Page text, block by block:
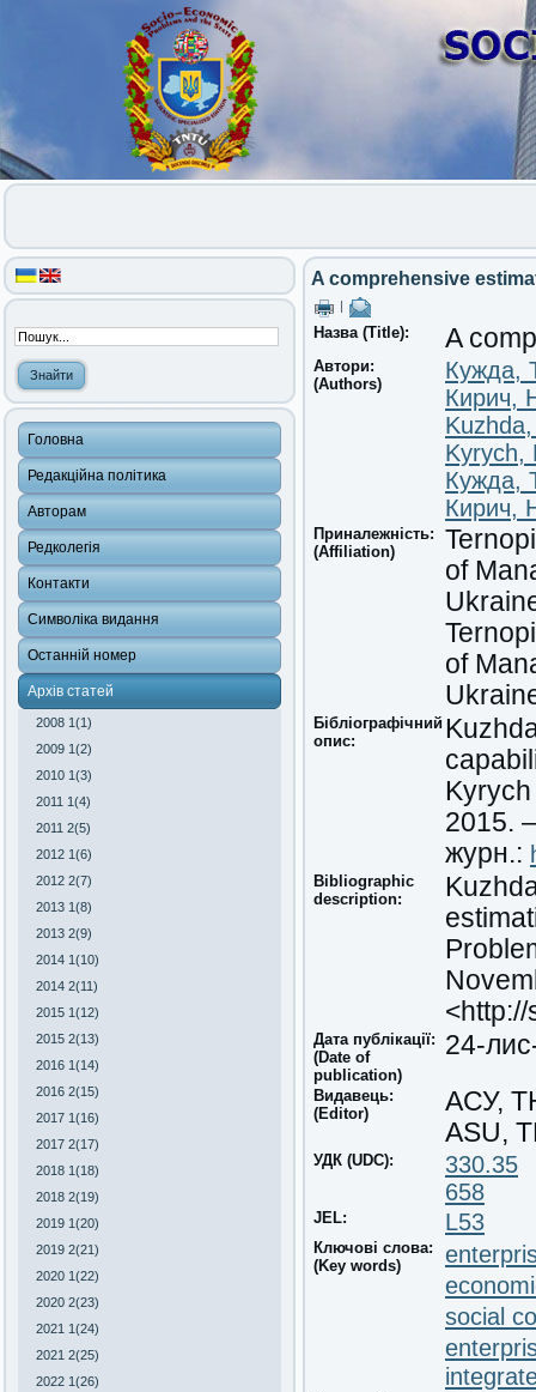
Головна
Редакційна політика
Авторам
Редколегія
Контакти
Символіка видання
Останній номер
Архів статей
2008 1(1)
2009 1(2)
2010 1(3)
2011 1(4)
2011 2(5)
2012 1(6)
2012 2(7)
2013 1(8)
2013 2(9)
2014 1(10)
2014 2(11)
2015 1(12)
2015 2(13)
2016 1(14)
2016 2(15)
2017 1(16)
2017 2(17)
2018 1(18)
2018 2(19)
2019 1(20)
2019 2(21)
2020 1(22)
2020 2(23)
2021 1(24)
2021 2(25)
2022 1(26)
A comprehensive
Назва (Title): A
Автори:
(Authors)
Кужда,
Кирич,
Kyrych,
Кужда,
Кирич,
Приналежність:
(Affiliation)
of
of
Бібліографічний
опис:
Kyrych
2015.
журн.:
Bibliographic
description:
Дата публікації:
(Date of
publication)
24-
Видавець:
(Editor)
АСУ,
ASU,
УДК (UDC):
330.35
658
JEL: L53
Ключові слова:
(Key words)
social